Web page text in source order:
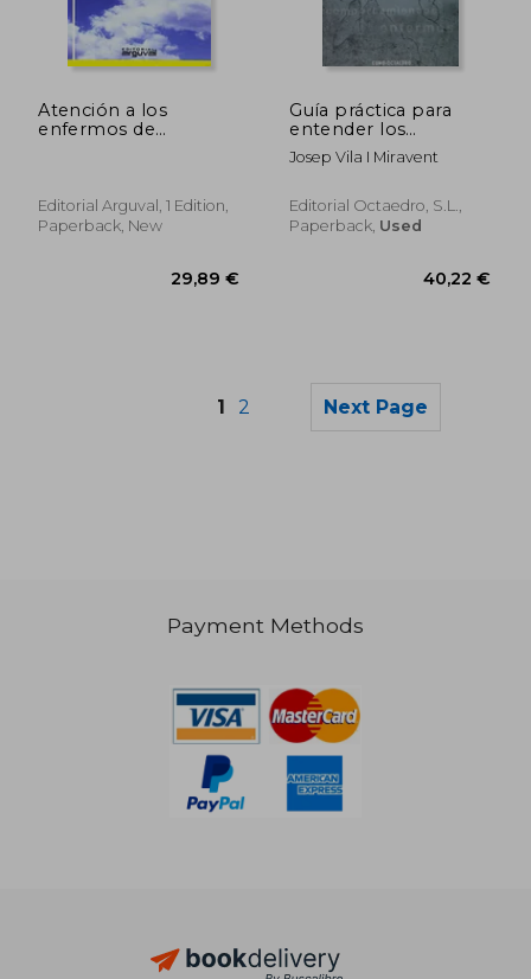
Atención a los
enfermos de
Editorial Arguval, 1 Edition,
Paperback, New
Guía práctica para
entender los
comportamientos de
enfermos de
(Horizontes-Salud)
Josep Vila I Miravent
Editorial Octaedro, S.L.,
Paperback, Used
1 2 Next Page
Payment Methods